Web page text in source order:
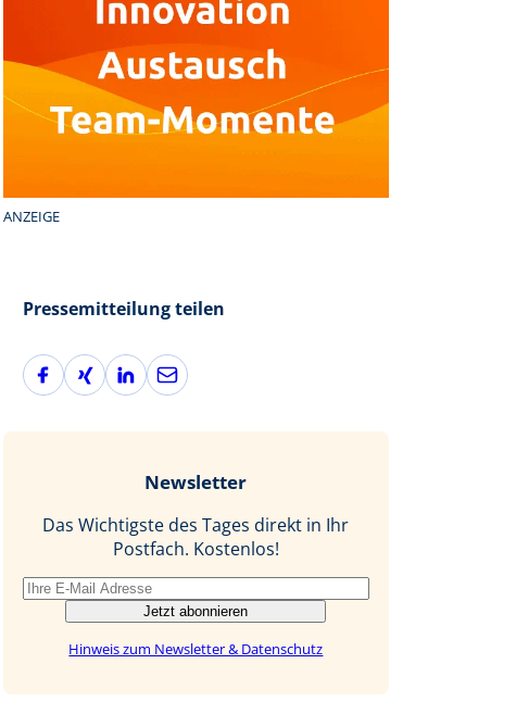
ANZEIGE
Pressemitteilung teilen
F
a
X
i
L
i
n
E
-
l
Newsletter
Das Wichtigste des Tages direkt in Ihr
Postfach. Kostenlos!
Jetzt abonnieren
Hinweis zum Newsletter & Datenschutz